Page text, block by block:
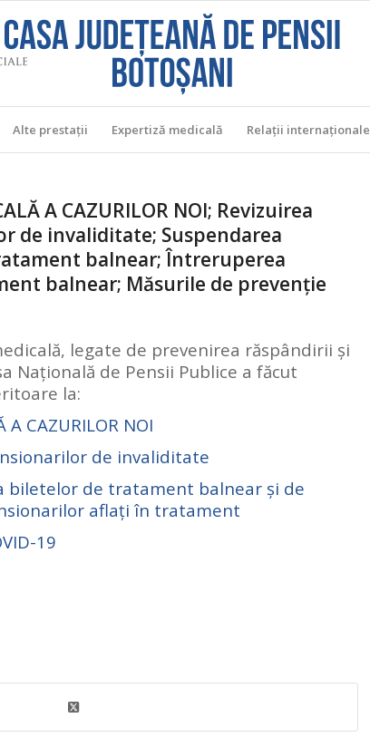
Alte prestații Expertiză medicală Relații internaţionale
A CAZURILOR NOI; Revizuirea
de invaliditate; Suspendarea
balnear; Întreruperea
balnear; Măsurile de prevenție
legate de prevenirea răspândirii și
Națională de Pensii Publice a făcut
la:
A CAZURILOR NOI
de invaliditate
biletelor de tratament balnear și de
aflați în tratament
19